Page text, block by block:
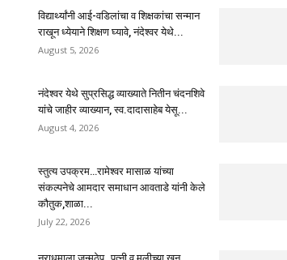
विद्यार्थ्यांनी आई-वडिलांचा व शिक्षकांचा सन्मान
राखून ध्येयाने शिक्षण घ्यावे, नंदेश्वर येथे...
August 5, 2026
नंदेश्वर येथे सुप्रसिद्ध व्याख्याते नितीन चंदनशिवे
यांचे जाहीर व्याख्यान, स्व.दादासाहेब येसू...
August 4, 2026
स्तुत्य उपक्रम…रामेश्वर मासाळ यांच्या
संकल्पनेचे आमदार समाधान आवताडे यांनी केले
कौतुक,शाळा...
July 22, 2026